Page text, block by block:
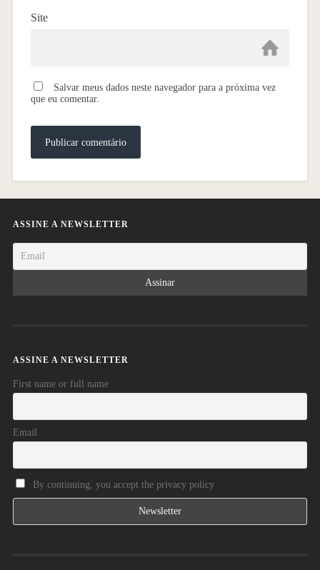
Site
Salvar meus dados neste navegador para a próxima vez
que eu comentar.
ASSINE A NEWSLETTER
ASSINE A NEWSLETTER
First name or full name
Email
By continuing, you accept the privacy policy